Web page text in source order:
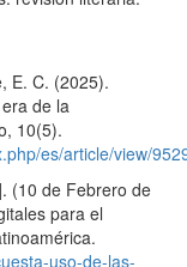
E. C. (2025).
de la
10(5).
es/article/view/
(10 de Febrero de
para el
uso-de-las-